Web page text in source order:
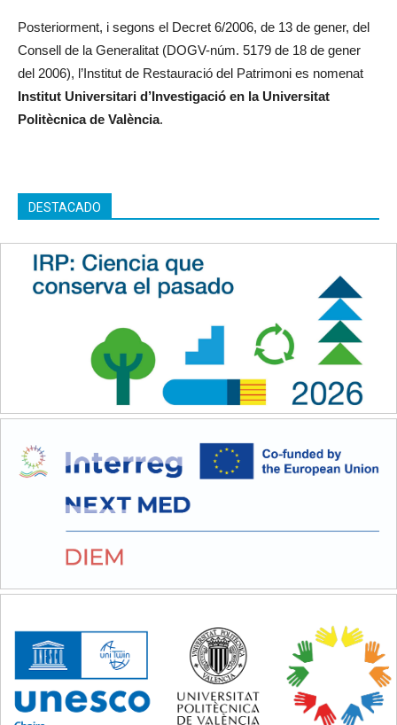
Posteriorment, i segons el Decret 6/2006, de 13 de gener, del
Consell de la Generalitat (DOGV-núm. 5179 de 18 de gener
del 2006), l’Institut de Restauració del Patrimoni es nomenat
Institut Universitari d’Investigació en la Universitat
Politècnica de València.
DESTACADO